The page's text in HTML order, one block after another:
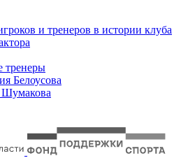
и тренеров в истории клуба
тренеры
Белоусова